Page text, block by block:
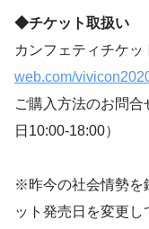
◆チケット取扱い
カンフェティチケッ
web.com/
ご購入方法のお問
日10:00-18:00）
※昨今の社会情勢を
ット発売日を変更